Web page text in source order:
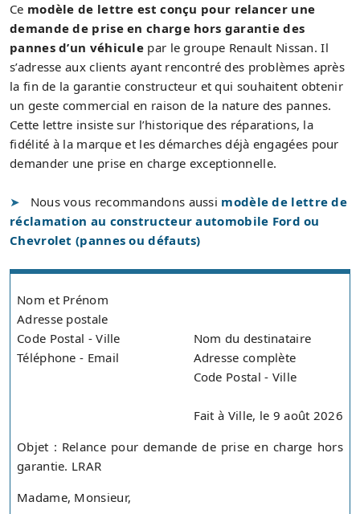
Ce modèle de lettre est conçu pour relancer une
demande de prise en charge hors garantie des
pannes d’un véhicule par le groupe Renault Nissan. Il
s’adresse aux clients ayant rencontré des problèmes après
la fin de la garantie constructeur et qui souhaitent obtenir
un geste commercial en raison de la nature des pannes.
Cette lettre insiste sur l’historique des réparations, la
fidélité à la marque et les démarches déjà engagées pour
demander une prise en charge exceptionnelle.
Nous vous recommandons aussi modèle de lettre de
réclamation au constructeur automobile Ford ou
Chevrolet (pannes ou défauts)
Nom et Prénom
Adresse postale
Code Postal - Ville
Téléphone - Email
Nom du destinataire
Adresse complète
Code Postal - Ville
Fait à Ville, le 9 août 2026
Objet : Relance pour demande de prise en charge hors
garantie. LRAR
Madame, Monsieur,